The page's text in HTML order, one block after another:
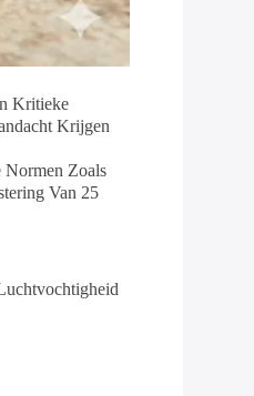
Kritieke
Krijgen
Zoals
Van 25